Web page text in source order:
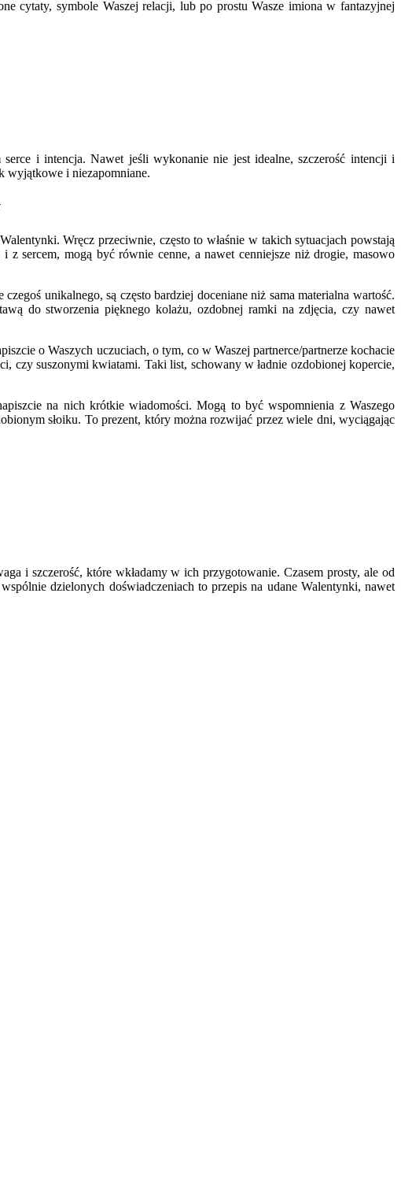
cytaty, symbole Waszej relacji, lub po prostu Wasze imiona w fantazyjnej
i intencja. Nawet jeśli wykonanie nie jest idealne, szczerość intencji i
wyjątkowe i niezapomniane.
Wręcz przeciwnie, często to właśnie w takich sytuacjach powstają
sercem, mogą być równie cenne, a nawet cenniejsze niż drogie, masowo
unikalnego, są często bardziej doceniane niż sama materialna wartość.
do stworzenia pięknego kolażu, ozdobnej ramki na zdjęcia, czy nawet
o Waszych uczuciach, o tym, co w Waszej partnerce/partnerze kochacie
czy suszonymi kwiatami. Taki list, schowany w ładnie ozdobionej kopercie,
na nich krótkie wiadomości. Mogą to być wspomnienia z Waszego
słoiku. To prezent, który można rozwijać przez wiele dni, wyciągając
i szczerość, które wkładamy w ich przygotowanie. Czasem prosty, ale od
dzielonych doświadczeniach to przepis na udane Walentynki, nawet